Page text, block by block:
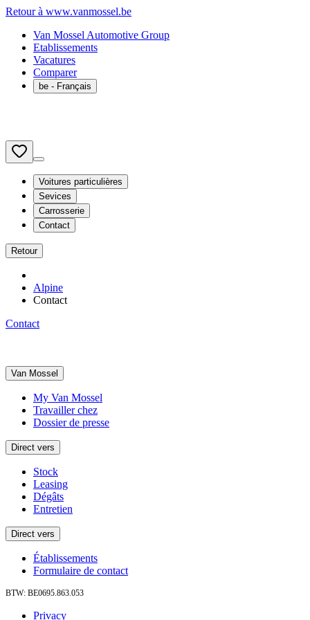
Retour à www.vanmossel.be
Van Mossel Automotive Group
Etablissements
Vacatures
Comparer
be - Français
Voitures particulières
Sevices
Carrosserie
Contact
Retour
Alpine
Contact
Contact
Van Mossel
My Van Mossel
Travailler chez
Dossier de presse
Direct vers
Stock
Leasing
Dégâts
Entretien
Direct vers
Établissements
Formulaire de contact
BTW: BE0695.863.053
Privacy